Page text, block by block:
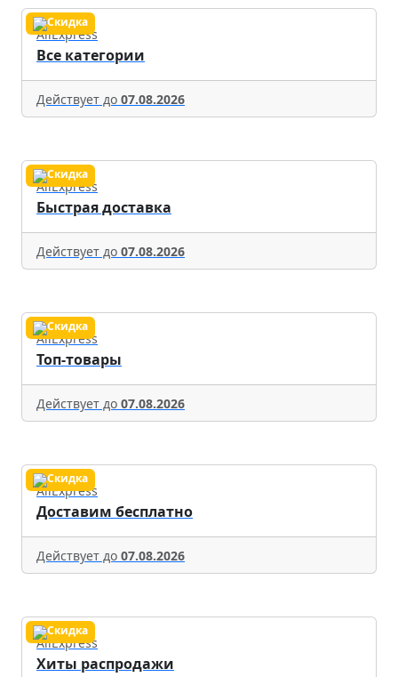
AliExpress
Все категории
Действует до 07.08.2026
AliExpress
Быстрая доставка
Действует до 07.08.2026
AliExpress
Топ-товары
Действует до 07.08.2026
AliExpress
Доставим бесплатно
Действует до 07.08.2026
AliExpress
Хиты распродажи